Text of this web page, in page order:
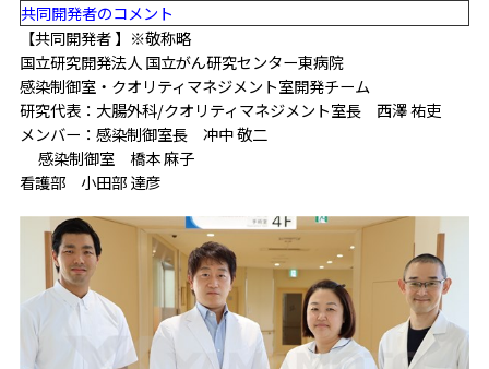
共同開発者のコメント
【共同開発者 】※敬称略
国立研究開発法人 国立がん研究センター東病院
感染制御室・クオリティマネジメント室開発チーム
研究代表：大腸外科/クオリティマネジメント室長 西澤 祐吏
メンバー：感染制御室長 冲中 敬二
感染制御室 橋本 麻子
看護部 小田部 達彦